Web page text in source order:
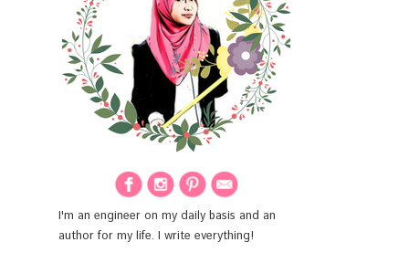
I'm an engineer on my daily basis and an
author for my life. I write everything!